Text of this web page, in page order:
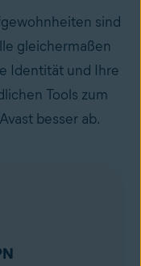
sind
gleichermaßen
Identität und Ihre
Tools zum
besser ab.